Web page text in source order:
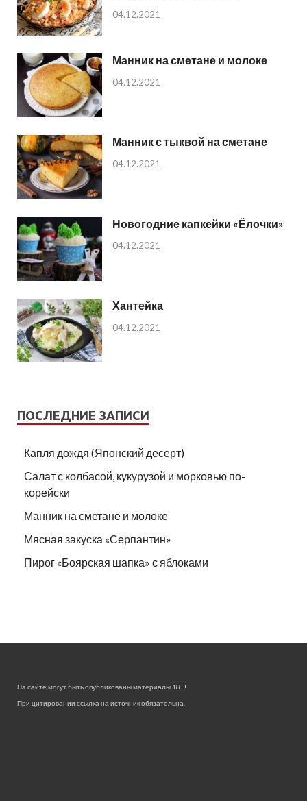
04.12.2021
Манник на сметане и молоке
04.12.2021
Манник с тыквой на сметане
04.12.2021
Новогодние капкейки «Ёлочки»
04.12.2021
Хантейка
04.12.2021
ПОСЛЕДНИЕ ЗАПИСИ
Капля дождя (Японский десерт)
Салат с колбасой, кукурузой и морковью по-
корейски
Манник на сметане и молоке
Мясная закуска «Серпантин»
Пирог «Боярская шапка» с яблоками
На сайте могут быть опубликованы материалы 18+!
При цитировании ссылка на источник обязательна.